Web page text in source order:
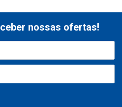
nossas ofertas!